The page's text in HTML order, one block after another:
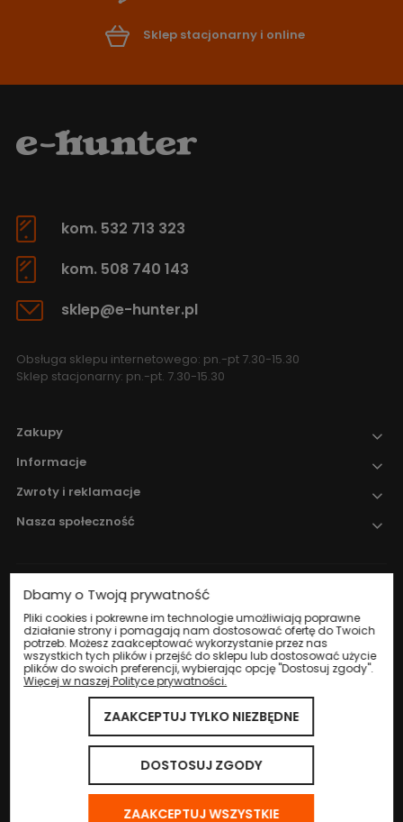
Sklep stacjonarny i online
kom. 532 713 323
kom. 508 740 143
sklep@e-hunter.pl
Obsługa sklepu internetowego: pn.-pt 7.30-15.30
Sklep stacjonarny: pn.-pt. 7.30-15.30
Zakupy
Informacje
Zwroty i reklamacje
Nasza społeczność
Nadzór nad obrotem produktami
leczniczymi weterynaryjnymi sprawuje
Wojewódzki Inspektorat Weterynarii w
Katowicach.
© 2024 Eco Life Group. Wszystkie prawa zastrzeżone.
Dbamy o Twoją prywatność
Pliki cookies i pokrewne im technologie umożliwiają poprawne
działanie strony i pomagają nam dostosować ofertę do Twoich
potrzeb. Możesz zaakceptować wykorzystanie przez nas
wszystkich tych plików i przejść do sklepu lub dostosować użycie
plików do swoich preferencji, wybierając opcję "Dostosuj zgody".
Więcej w naszej Polityce prywatności.
ZAAKCEPTUJ TYLKO NIEZBĘDNE
DOSTOSUJ ZGODY
ZAAKCEPTUJ WSZYSTKIE